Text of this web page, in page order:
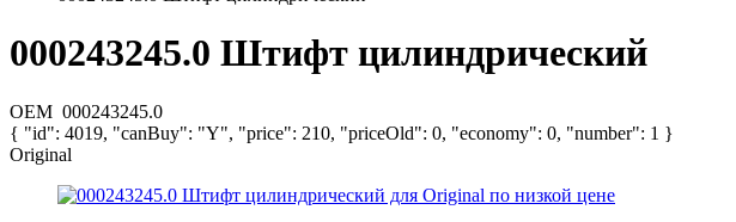
000243245.0 Штифт цилиндрический
OEM 000243245.0
{ "id": 4019, "canBuy": "Y", "price": 210, "priceOld": 0, "economy": 0, "number": 1 }
Original